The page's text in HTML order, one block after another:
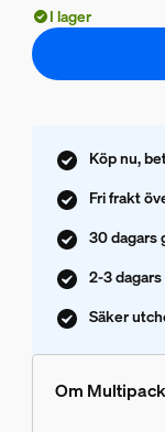
I lager
Köp nu,
Fri frakt
30 dagars
2-3
Säker
Om